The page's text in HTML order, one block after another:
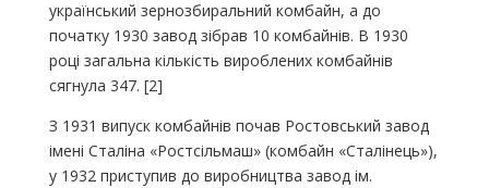
український зернозбиральний комбайн, а до
початку 1930 завод зібрав 10 комбайнів. В 1930
році загальна кількість вироблених комбайнів
сягнула 347. [2]
З 1931 випуск комбайнів почав Ростовський завод
імені Сталіна «Ростсільмаш» (комбайн «Сталінець»),
у 1932 приступив до виробництва завод ім.